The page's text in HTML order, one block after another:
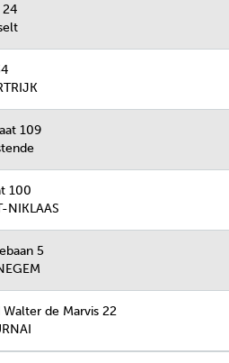
24
109
100
NIKLAAS
5
de Marvis 22